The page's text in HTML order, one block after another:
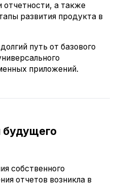
отчетности, а также
развития продукта в
путь от базового
приложений.
собственного
отчетов возникла в